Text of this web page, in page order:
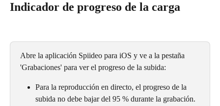
Indicador de progreso de la carga
Abre la aplicación Spiideo para iOS y ve a la pestaña
'Grabaciones' para ver el progreso de la subida:
Para la reproducción en directo, el progreso de la
subida no debe bajar del 95 % durante la grabación.